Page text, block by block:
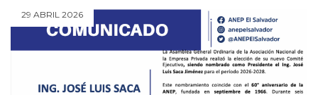
29 ABRIL 2026